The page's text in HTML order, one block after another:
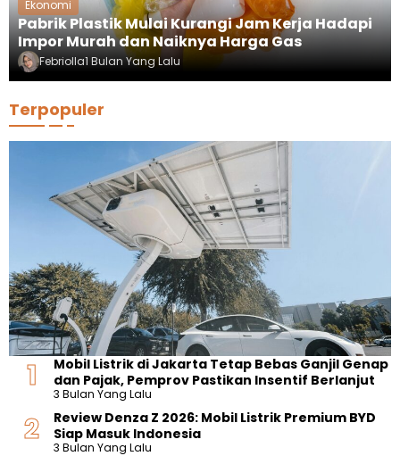
Ekonomi
Pabrik Plastik Mulai Kurangi Jam Kerja Hadapi
Impor Murah dan Naiknya Harga Gas
Febriolla1 Bulan Yang Lalu
Terpopuler
Mobil Listrik di Jakarta Tetap Bebas Ganjil Genap
dan Pajak, Pemprov Pastikan Insentif Berlanjut
3 Bulan Yang Lalu
Review Denza Z 2026: Mobil Listrik Premium BYD
Siap Masuk Indonesia
3 Bulan Yang Lalu